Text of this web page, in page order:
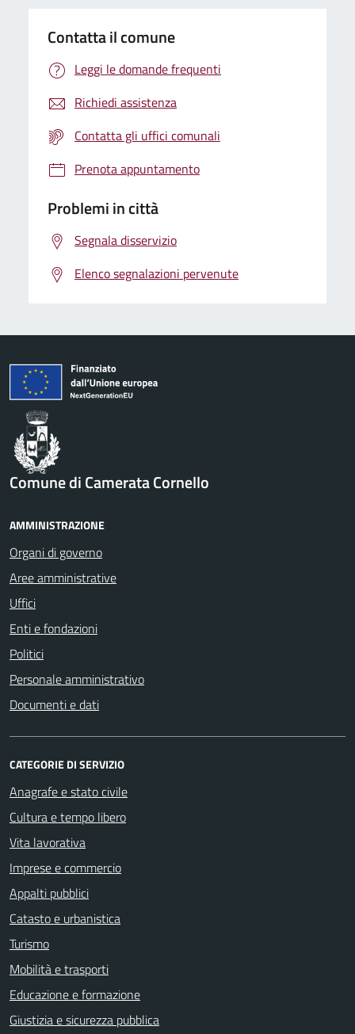
Contatta il comune
Leggi le domande frequenti
Richiedi assistenza
Contatta gli uffici comunali
Prenota appuntamento
Problemi in città
Segnala disservizio
Elenco segnalazioni pervenute
Comune di Camerata Cornello
AMMINISTRAZIONE
Organi di governo
Aree amministrative
Uffici
Enti e fondazioni
Politici
Personale amministrativo
Documenti e dati
CATEGORIE DI SERVIZIO
Anagrafe e stato civile
Cultura e tempo libero
Vita lavorativa
Imprese e commercio
Appalti pubblici
Catasto e urbanistica
Turismo
Mobilità e trasporti
Educazione e formazione
Giustizia e sicurezza pubblica